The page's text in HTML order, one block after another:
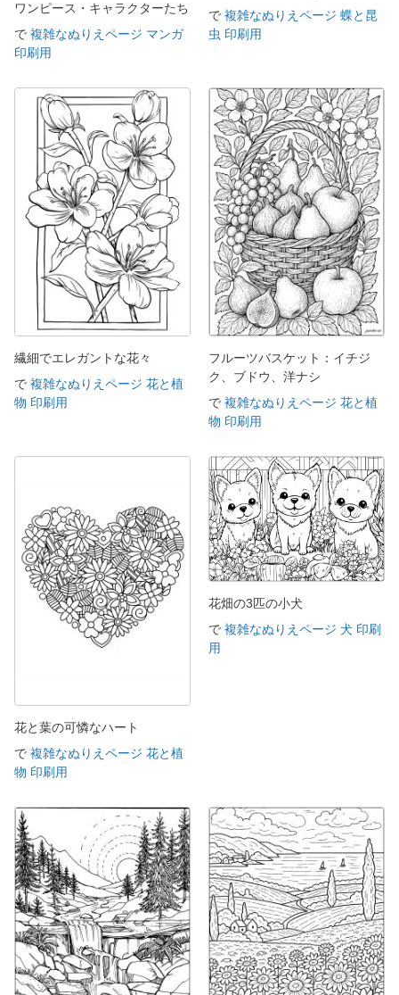
ワンピース・キャラクターたち
で 複雑なぬりえページ マンガ
印刷用
で 複雑なぬりえページ 蝶と昆
虫 印刷用
繊細でエレガントな花々
で 複雑なぬりえページ 花と植
物 印刷用
フルーツバスケット：イチジ
ク、ブドウ、洋ナシ
で 複雑なぬりえページ 花と植
物 印刷用
花と葉の可憐なハート
で 複雑なぬりえページ 花と植
物 印刷用
花畑の3匹の小犬
で 複雑なぬりえページ 犬 印刷
用